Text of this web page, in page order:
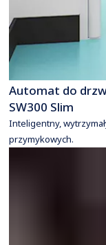
Automat do
SW300 Slim
Inteligentny,
przymykowych.